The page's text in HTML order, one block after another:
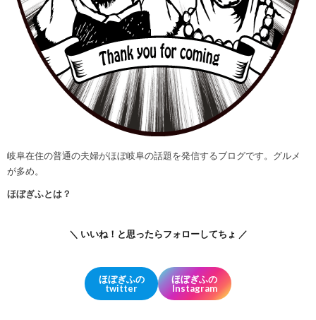
岐阜在住の普通の夫婦がほぼ岐阜の話題を発信するブログです。グルメ
が多め。
ほぼぎふとは？
＼ いいね！と思ったらフォローしてちょ ／
ほぼぎふの
twitter
ほぼぎふの
Instagram